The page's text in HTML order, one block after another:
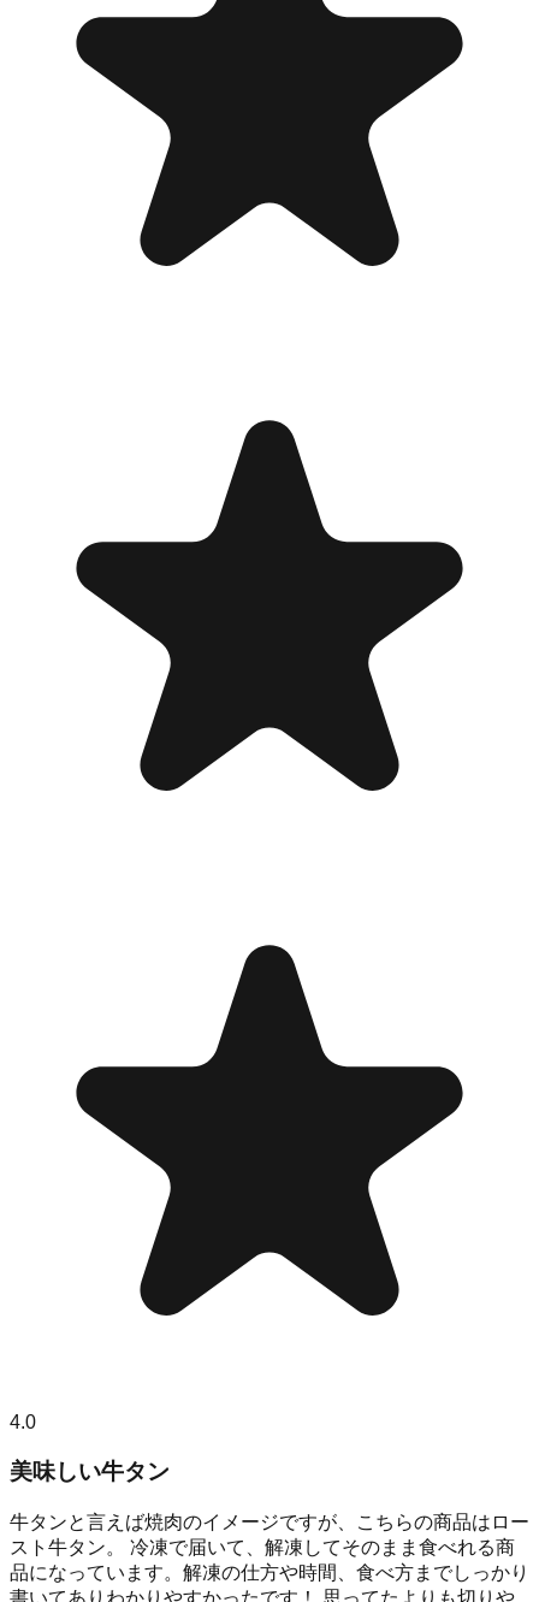
4.0
美味しい牛タン
牛タンと言えば焼肉のイメージですが、こちらの商品はロー
スト牛タン。 冷凍で届いて、解凍してそのまま食べれる商
品になっています。解凍の仕方や時間、食べ方までしっかり
書いてありわかりやすかったです！ 思ってたよりも切りや